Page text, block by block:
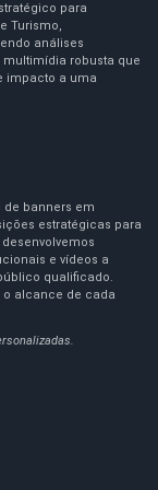
para
Turismo,
análises
robusta que
impacto a uma
de banners em
estratégicas para
e vídeos a
qualificado.
o alcance de cada